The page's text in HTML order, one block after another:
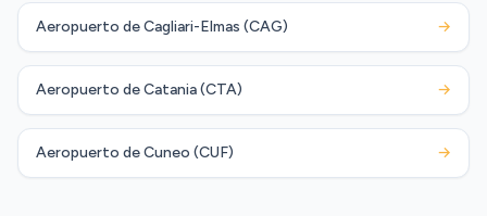
Aeropuerto de Cagliari-Elmas (CAG) →
Aeropuerto de Catania (CTA) →
Aeropuerto de Cuneo (CUF) →